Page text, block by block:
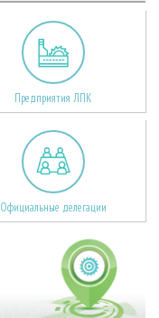
Предприятия ЛПК
Официальные делегации